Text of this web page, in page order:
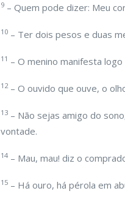
9 – Quem pode dizer: Meu
10 – Ter dois pesos e duas
11 – O menino manifesta
12– O ouvido que ouve, o
13 – Não sejas amigo do
vontade.
14 – Mau, mau! diz o
15 – Há ouro, há pérola em